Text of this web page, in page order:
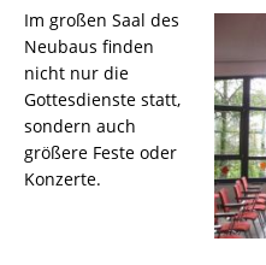
Im großen Saal des
Neubaus finden
nicht nur die
Gottesdienste statt,
sondern auch
größere Feste oder
Konzerte.